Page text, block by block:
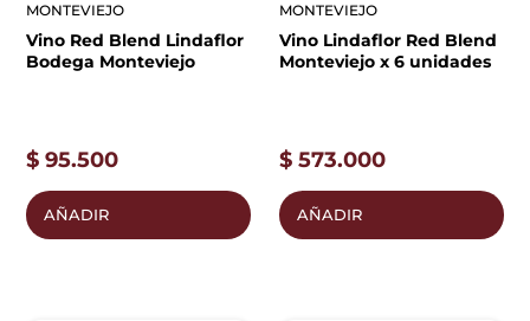
MONTEVIEJO
Vino Red Blend Lindaflor
Bodega Monteviejo
$ 95.500
AÑADIR
MONTEVIEJO
Vino Lindaflor Red Blend
Monteviejo x 6 unidades
$ 573.000
AÑADIR